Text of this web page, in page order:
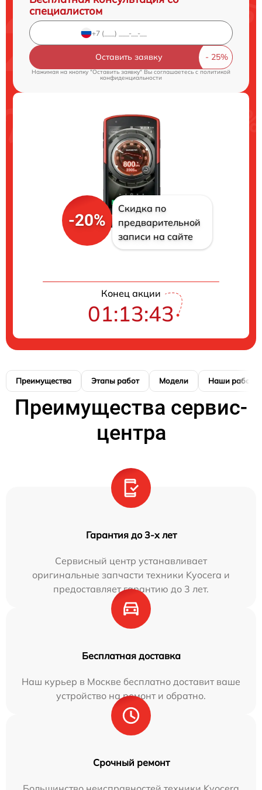
специалистом
Оставить заявку
Нажимая на кнопку "Оставить заявку" Вы соглашаетесь cполитикой
конфиденциальности
-20%
Скидка по
предварительной
записи на сайте
Конец акции
01:13:42
Преимущества Этапы работ Модели Наши работы
Преимущества сервис-
центра
Гарантия до 3-х лет
Сервисный центр устанавливает
оригинальные запчасти техники Kyocera и
предоставляет гарантию до 3 лет.
Бесплатная доставка
Наш курьер в Москве бесплатно доставит ваше
устройство на ремонт и обратно.
Срочный ремонт